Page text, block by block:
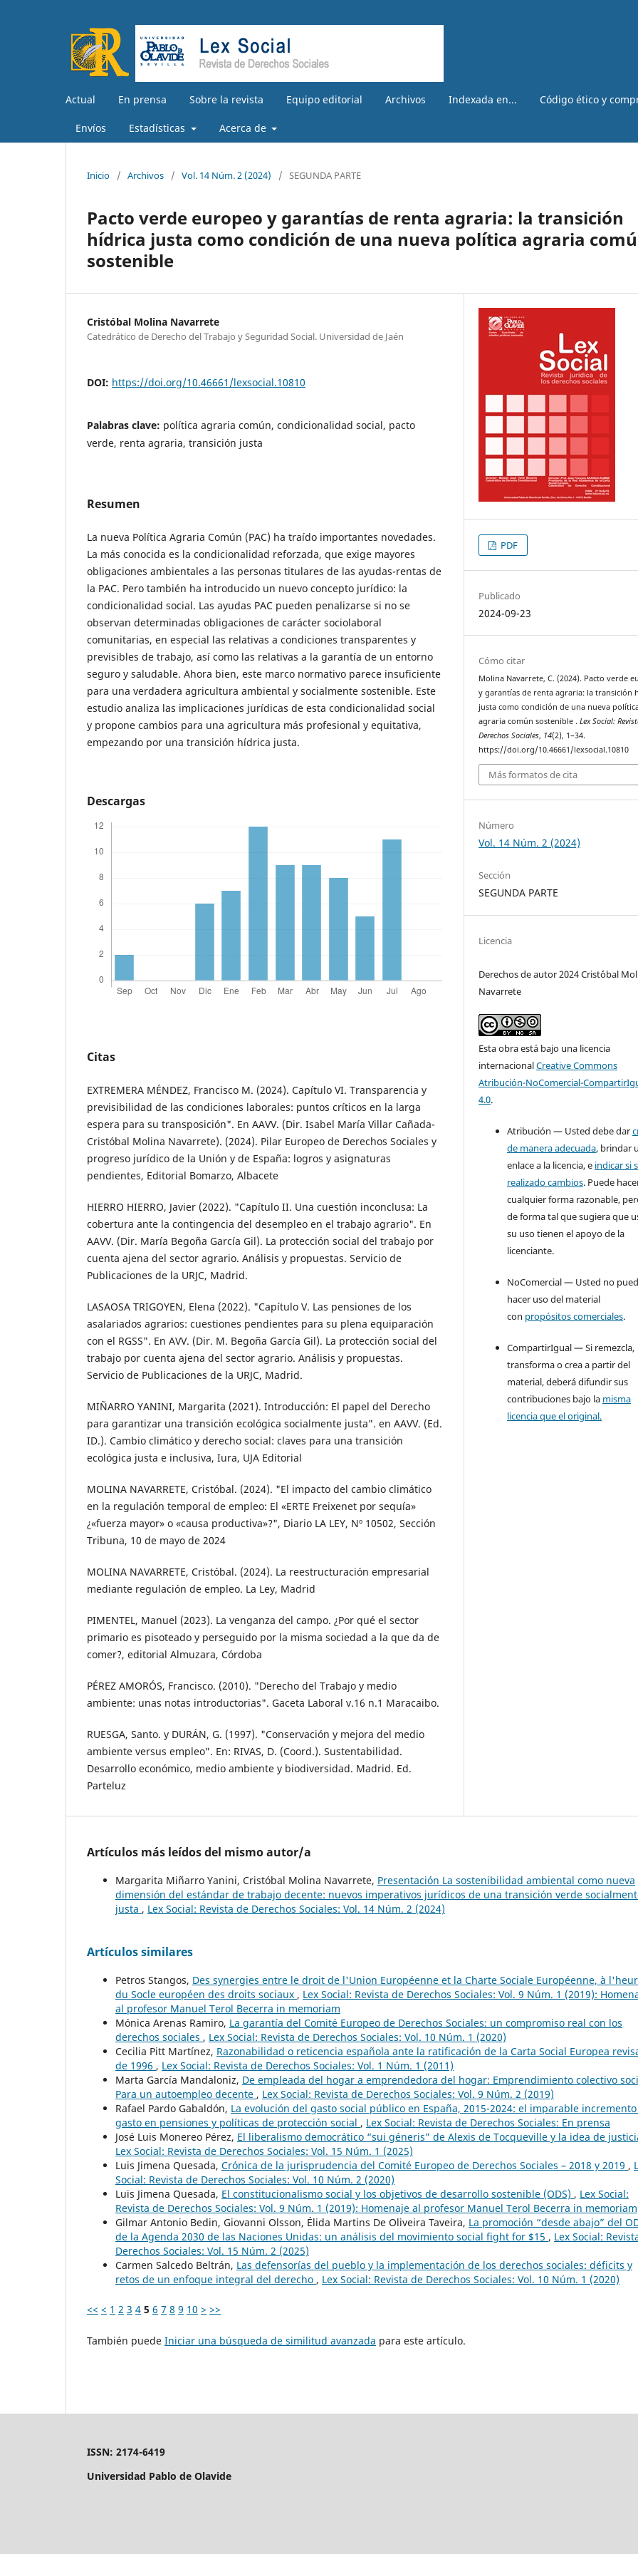
Actual En prensa Sobre la revista Equipo editorial Archivos Indexada en... Código ético y
Envíos Estadísticas Acerca de
Inicio / Archivos / Vol. 14 Núm. 2 (2024) / SEGUNDA PARTE
Pacto verde europeo y garantías de renta agraria: la transición
hídrica justa como condición de una nueva política agraria
sostenible
Cristóbal Molina Navarrete
Catedrático de Derecho del Trabajo y Seguridad Social. Universidad de Jaén
DOI: https://doi.org/10.46661/lexsocial.10810
Palabras clave: política agraria común, condicionalidad social, pacto
verde, renta agraria, transición justa
Resumen
La nueva Política Agraria Común (PAC) ha traído importantes novedades.
La más conocida es la condicionalidad reforzada, que exige mayores
obligaciones ambientales a las personas titulares de las ayudas-rentas de
la PAC. Pero también ha introducido un nuevo concepto jurídico: la
condicionalidad social. Las ayudas PAC pueden penalizarse si no se
observan determinadas obligaciones de carácter sociolaboral
comunitarias, en especial las relativas a condiciones transparentes y
previsibles de trabajo, así como las relativas a la garantía de un entorno
seguro y saludable. Ahora bien, este marco normativo parece insuficiente
para una verdadera agricultura ambiental y socialmente sostenible. Este
estudio analiza las implicaciones jurídicas de esta condicionalidad social
y propone cambios para una agricultura más profesional y equitativa,
empezando por una transición hídrica justa.
Descargas
Citas
EXTREMERA MÉNDEZ, Francisco M. (2024). Capítulo VI. Transparencia y
previsibilidad de las condiciones laborales: puntos críticos en la larga
espera para su transposición". En AAVV. (Dir. Isabel María Villar Cañada-
Cristóbal Molina Navarrete). (2024). Pilar Europeo de Derechos Sociales y
progreso jurídico de la Unión y de España: logros y asignaturas
pendientes, Editorial Bomarzo, Albacete
HIERRO HIERRO, Javier (2022). "Capítulo II. Una cuestión inconclusa: La
cobertura ante la contingencia del desempleo en el trabajo agrario". En
AAVV. (Dir. María Begoña García Gil). La protección social del trabajo por
cuenta ajena del sector agrario. Análisis y propuestas. Servicio de
Publicaciones de la URJC, Madrid.
LASAOSA TRIGOYEN, Elena (2022). "Capítulo V. Las pensiones de los
asalariados agrarios: cuestiones pendientes para su plena equiparación
con el RGSS". En AVV. (Dir. M. Begoña García Gil). La protección social del
trabajo por cuenta ajena del sector agrario. Análisis y propuestas.
Servicio de Publicaciones de la URJC, Madrid.
MIÑARRO YANINI, Margarita (2021). Introducción: El papel del Derecho
para garantizar una transición ecológica socialmente justa". en AAVV. (Ed.
ID.). Cambio climático y derecho social: claves para una transición
ecológica justa e inclusiva, Iura, UJA Editorial
MOLINA NAVARRETE, Cristóbal. (2024). "El impacto del cambio climático
en la regulación temporal de empleo: El «ERTE Freixenet por sequía»
¿«fuerza mayor» o «causa productiva»?", Diario LA LEY, Nº 10502, Sección
Tribuna, 10 de mayo de 2024
MOLINA NAVARRETE, Cristóbal. (2024). La reestructuración empresarial
mediante regulación de empleo. La Ley, Madrid
PIMENTEL, Manuel (2023). La venganza del campo. ¿Por qué el sector
primario es pisoteado y perseguido por la misma sociedad a la que da de
comer?, editorial Almuzara, Córdoba
PÉREZ AMORÓS, Francisco. (2010). "Derecho del Trabajo y medio
ambiente: unas notas introductorias". Gaceta Laboral v.16 n.1 Maracaibo.
RUESGA, Santo. y DURÁN, G. (1997). "Conservación y mejora del medio
ambiente versus empleo". En: RIVAS, D. (Coord.). Sustentabilidad.
Desarrollo económico, medio ambiente y biodiversidad. Madrid. Ed.
Parteluz
PDF
Publicado
2024-09-23
Cómo citar
Molina Navarrete, C. (2024). Pacto verde
y garantías de renta agraria: la transición
justa como condición de una nueva
agraria común sostenible .Lex Social:
Derechos Sociales, 14(2), 1–34.
https://doi.org/10.46661/lexsocial.10810
Más formatos de cita
Número
Vol. 14 Núm. 2 (2024)
Sección
SEGUNDA PARTE
Licencia
Derechos de autor 2024 Crist´óbal
Navarrete
Esta obra está bajo una licencia
internacionalCreative Commons
Atribución-NoComercial-
4.0.
Atribución — Usted debe dar
de manera adecuada, brindar
enlace a la licencia, e indicar si
realizado cambios. Puede
cualquier forma razonable,
de forma tal que sugiera que
su uso tienen el apoyo de la
licenciante.
NoComercial — Usted no
hacer uso del material
con propósitos comerciales.
CompartirIgual — Si remezcla,
transforma o crea a partir del
material, deberá difundir sus
contribuciones bajo la misma
licencia que el original.
Artículos más leídos del mismo autor/a
Margarita Miñarro Yanini, Cristóbal Molina Navarrete, Presentación La sostenibilidad ambiental como nueva
dimensión del estándar de trabajo decente: nuevos imperativos jurídicos de una transición verde
justa , Lex Social: Revista de Derechos Sociales: Vol. 14 Núm. 2 (2024)
Artículos similares
Petros Stangos, Des synergies entre le droit de l'Union Européenne et la Charte Sociale Européenne, à
du Socle européen des droits sociaux , Lex Social: Revista de Derechos Sociales: Vol. 9 Núm. 1 (2019):
al profesor Manuel Terol Becerra in memoriam
Mónica Arenas Ramiro, La garantía del Comité Europeo de Derechos Sociales: un compromiso real con los
derechos sociales , Lex Social: Revista de Derechos Sociales: Vol. 10 Núm. 1 (2020)
Cecilia Pitt Martínez, Razonabilidad o reticencia española ante la ratificación de la Carta Social Europea
de 1996 , Lex Social: Revista de Derechos Sociales: Vol. 1 Núm. 1 (2011)
Marta García Mandaloniz, De empleada del hogar a emprendedora del hogar: Emprendimiento colectivo
Para un autoempleo decente , Lex Social: Revista de Derechos Sociales: Vol. 9 Núm. 2 (2019)
Rafael Pardo Gabaldón, La evolución del gasto social público en España, 2015-2024: el imparable
gasto en pensiones y políticas de protección social , Lex Social: Revista de Derechos Sociales: En prensa
José Luis Monereo Pérez, El liberalismo democrático “sui géneris” de Alexis de Tocqueville y la idea de
Lex Social: Revista de Derechos Sociales: Vol. 15 Núm. 1 (2025)
Luis Jimena Quesada, Crónica de la jurisprudencia del Comité Europeo de Derechos Sociales – 2018 y 2019 ,
Social: Revista de Derechos Sociales: Vol. 10 Núm. 2 (2020)
Luis Jimena Quesada, El constitucionalismo social y los objetivos de desarrollo sostenible (ODS) , Lex Social:
Revista de Derechos Sociales: Vol. 9 Núm. 1 (2019): Homenaje al profesor Manuel Terol Becerra in memoriam
Gilmar Antonio Bedin, Giovanni Olsson, Élida Martins De Oliveira Taveira, La promoción “desde abajo” del
de la Agenda 2030 de las Naciones Unidas: un análisis del movimiento social fight for $15 , Lex Social:
Derechos Sociales: Vol. 15 Núm. 2 (2025)
Carmen Salcedo Beltrán, Las defensorías del pueblo y la implementación de los derechos sociales: déficits y
retos de un enfoque integral del derecho , Lex Social: Revista de Derechos Sociales: Vol. 10 Núm. 1 (2020)
<< < 1 2 3 4 5 6 7 8 9 10 > >>
También puede Iniciar una búsqueda de similitud avanzada para este artículo.
ISSN: 2174-6419
Universidad Pablo de Olavide